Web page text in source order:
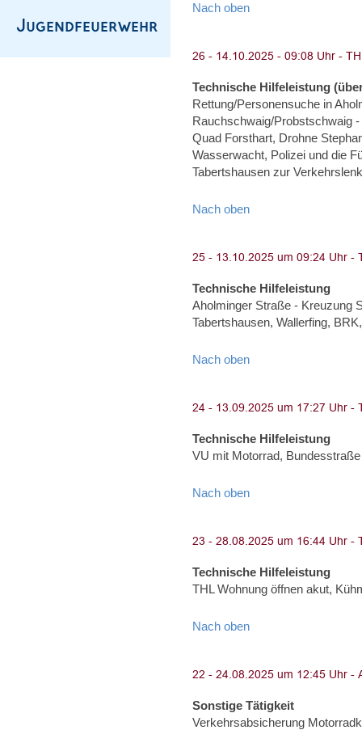
Nach oben
Technische Hilfeleistung
Rettung/Personensuche in
Rauchschwaig/Probstschwaig
Quad Forsthart, Drohne
Wasserwacht, Polizei und die
Tabertshausen zur
Nach oben
Technische Hilfeleistung
Aholminger Straße - Kreuzung
Tabertshausen, Wallerfing,
Nach oben
Technische Hilfeleistung
VU mit Motorrad,
Nach oben
Technische Hilfeleistung
THL Wohnung öffnen akut,
Nach oben
Sonstige Tätigkeit
Verkehrsabsicherung